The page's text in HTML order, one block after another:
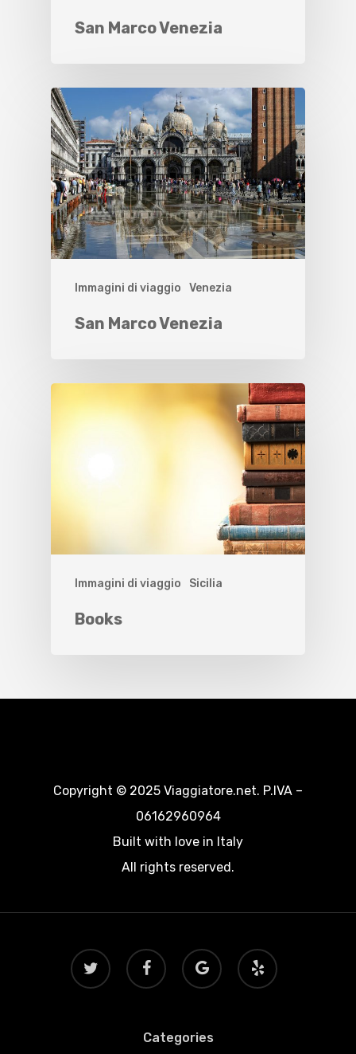
San Marco Venezia
Immagini di viaggio Venezia
San Marco Venezia
Immagini di viaggio Sicilia
Books
Copyright © 2025 Viaggiatore.net. P.IVA –
06162960964
Built with love in Italy
All rights reserved.
twitter facebook
google-
plus
yelp
Categories